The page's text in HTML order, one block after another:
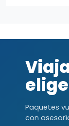
Paquetes
con